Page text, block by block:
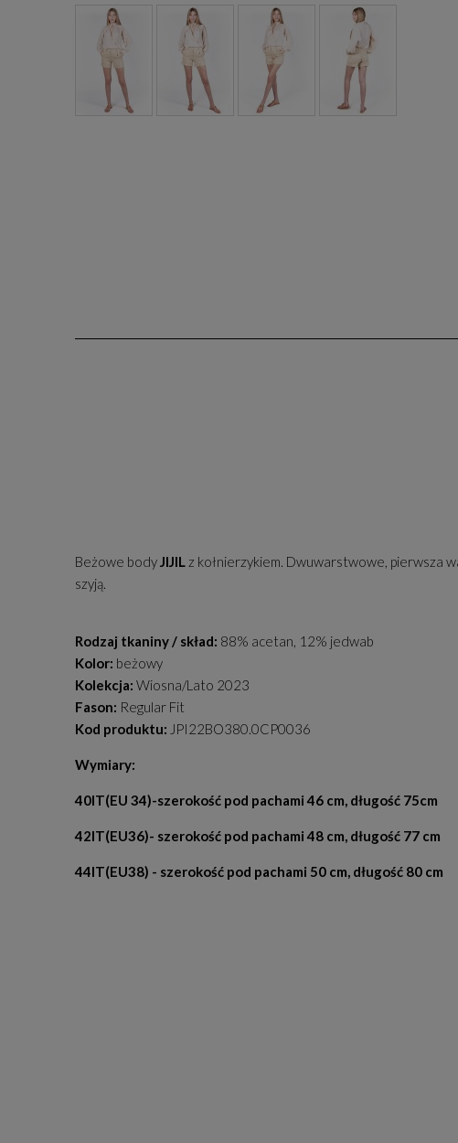
Beżowe bodyJIJIL z kołnierzykiem. Dwuwarstwowe, pierwsza
szyją.
Rodzaj tkaniny / skład: 88% acetan, 12% jedwab
Kolor: beżowy
Kolekcja: Wiosna/Lato 2023
Fason: Regular Fit
Kod produktu: JPI22BO380.0CP0036
Wymiary:
40IT(EU 34)-szerokość pod pachami 46 cm, długość 75cm
42IT(EU36)- szerokość pod pachami 48 cm, długość 77 cm
44IT(EU38) - szerokość pod pachami 50 cm, długość 80 cm